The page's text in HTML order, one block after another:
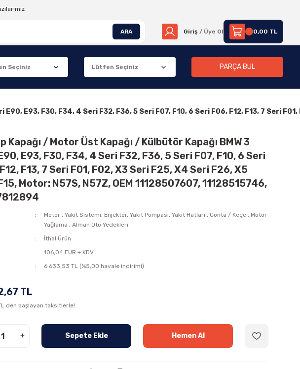
ARA Giriş / Üye Ol 0,00 TL
PARÇA BUL
E90, E93, F30, F34, 4 Seri F32, F36, 5 Seri F07, F10, 6 Seri F06, F12, F13, 7 Seri
Kapağı / Motor Üst Kapağı / Külbütör Kapağı BMW 3
E93, F30, F34, 4 Seri F32, F36, 5 Seri F07, F10, 6 Seri
F13, 7 Seri F01, F02, X3 Seri F25, X4 Seri F26, X5
Motor: N57S, N57Z, OEM 11128507607, 11128515746,
Motor ,Yakıt Sistemi, Enjektör, Yakıt Pompası, Yakıt Hatları , Conta / Keçe , Motor
Yağlama ,Alman Oto Yedekleri
İthal Ürün
106,04 EUR + KDV
6.633,53 TL (%5,00 havale indirimi)
TL
den başlayan taksitlerle!
+ Sepete Ekle Hemen Al